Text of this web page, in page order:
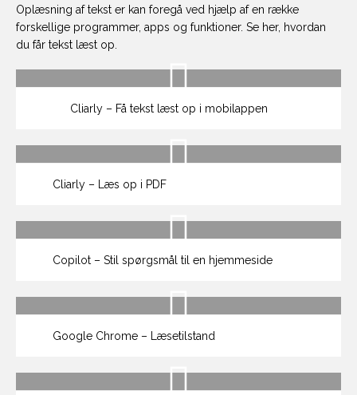
Oplæsning af tekst er kan foregå ved hjælp af en række
forskellige programmer, apps og funktioner. Se her, hvordan
du får tekst læst op.
Cliarly – Få tekst læst op i mobilappen
Cliarly – Læs op i PDF
Copilot – Stil spørgsmål til en hjemmeside
Google Chrome – Læsetilstand